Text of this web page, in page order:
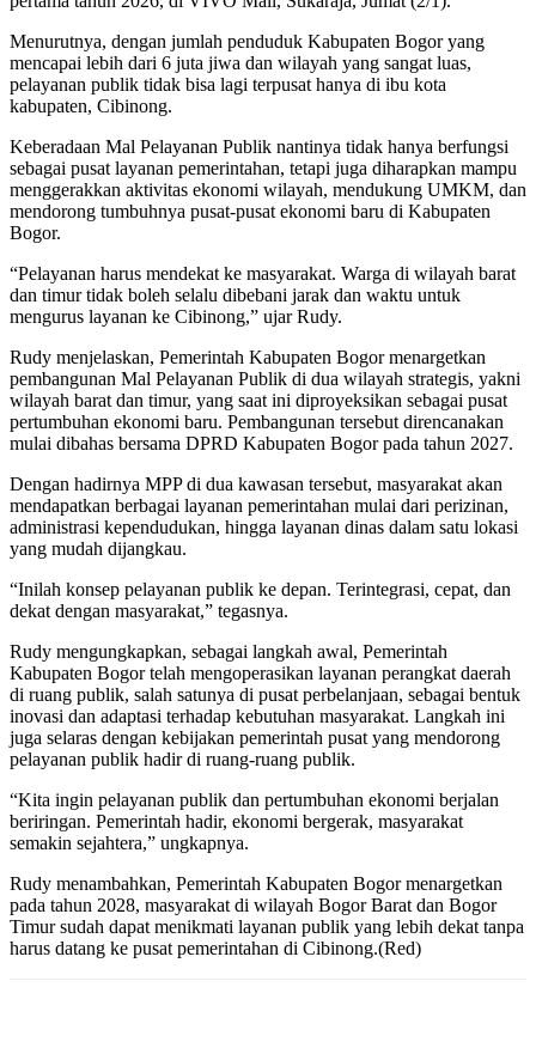
Menurutnya, dengan jumlah penduduk Kabupaten Bogor yang
mencapai lebih dari 6 juta jiwa dan wilayah yang sangat luas,
pelayanan publik tidak bisa lagi terpusat hanya di ibu kota
kabupaten, Cibinong.
Keberadaan Mal Pelayanan Publik nantinya tidak hanya berfungsi
sebagai pusat layanan pemerintahan, tetapi juga diharapkan mampu
menggerakkan aktivitas ekonomi wilayah, mendukung UMKM, dan
mendorong tumbuhnya pusat-pusat ekonomi baru di Kabupaten
Bogor.
“Pelayanan harus mendekat ke masyarakat. Warga di wilayah barat
dan timur tidak boleh selalu dibebani jarak dan waktu untuk
mengurus layanan ke Cibinong,” ujar Rudy.
Rudy menjelaskan, Pemerintah Kabupaten Bogor menargetkan
pembangunan Mal Pelayanan Publik di dua wilayah strategis, yakni
wilayah barat dan timur, yang saat ini diproyeksikan sebagai pusat
pertumbuhan ekonomi baru. Pembangunan tersebut direncanakan
mulai dibahas bersama DPRD Kabupaten Bogor pada tahun 2027.
Dengan hadirnya MPP di dua kawasan tersebut, masyarakat akan
mendapatkan berbagai layanan pemerintahan mulai dari perizinan,
administrasi kependudukan, hingga layanan dinas dalam satu lokasi
yang mudah dijangkau.
“Inilah konsep pelayanan publik ke depan. Terintegrasi, cepat, dan
dekat dengan masyarakat,” tegasnya.
Rudy mengungkapkan, sebagai langkah awal, Pemerintah
Kabupaten Bogor telah mengoperasikan layanan perangkat daerah
di ruang publik, salah satunya di pusat perbelanjaan, sebagai bentuk
inovasi dan adaptasi terhadap kebutuhan masyarakat. Langkah ini
juga selaras dengan kebijakan pemerintah pusat yang mendorong
pelayanan publik hadir di ruang-ruang publik.
“Kita ingin pelayanan publik dan pertumbuhan ekonomi berjalan
beriringan. Pemerintah hadir, ekonomi bergerak, masyarakat
semakin sejahtera,” ungkapnya.
Rudy menambahkan, Pemerintah Kabupaten Bogor menargetkan
pada tahun 2028, masyarakat di wilayah Bogor Barat dan Bogor
Timur sudah dapat menikmati layanan publik yang lebih dekat tanpa
harus datang ke pusat pemerintahan di Cibinong.(Red)